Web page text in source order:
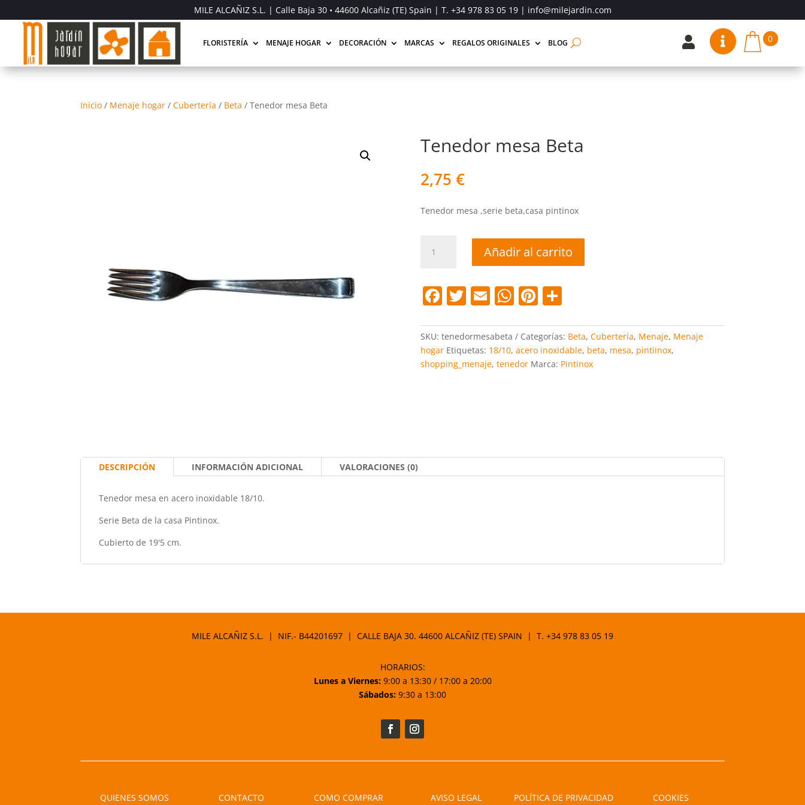
MILE ALCAÑIZ S.L. | Calle Baja 30 • 44600 Alcañiz (TE) Spain | T. +34 978 83 05 19| info@milejardin.com
FLORISTERÍA MENAJE HOGAR DECORACIÓN MARCAS REGALOS ORIGINALES BLOG   0
Inicio / Menaje hogar /Cubertería / Beta /Tenedor mesa Beta
Tenedor mesa Beta
2,75 €
Tenedor mesa ,serie beta,casa pintinox
mesa
Añadir al carrito
F
c
e
b
T
itt
er
E
ai
l
W
at
s
A
Pi
er
e
st
C
m
p
ar
SKU: tenedormesabeta Categorías: Beta, Cubertería, Menaje, Menaje
hogar Etiquetas: 18/10, acero inoxidable, beta, mesa, pintiinox,
shopping_menaje, tenedor Marca: Pintinox
DESCRIPCIÓN INFORMACIÓN ADICIONAL VALORACIONES (0)
Tenedor mesa en acero inoxidable 18/10.
Serie Beta de la casa Pintinox.
Cubierto de 19'5 cm.
MILE ALCAÑIZ S.L. | NIF.- B44201697 | CALLE BAJA 30. 44600 ALCAÑIZ (TE) SPAIN | T. +34 978 83 05 19
HORARIOS:
Lunes a Viernes:9:00 a 13:30 / 17:00 a 20:00
Sábados: 9:30 a 13:00
QUIENES SOMOS CONTACTO COMO COMPRAR AVISO LEGAL POLÍTICA DE PRIVACIDAD COOKIES